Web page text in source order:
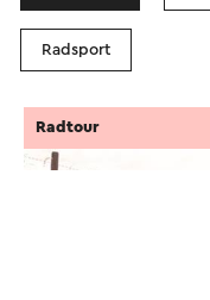
Radsport
Radtour